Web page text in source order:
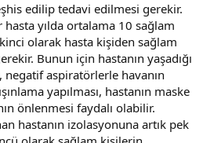
edilip tedavi edilmesi gerekir.
hasta yılda ortalama 10 sağlam
olarak hasta kişiden sağlam
Bunun için hastanın yaşadığı
negatif aspiratörlerle havanın
yapılması, hastanın maske
önlenmesi faydalı olabilir.
hastanın izolasyonuna artık pek